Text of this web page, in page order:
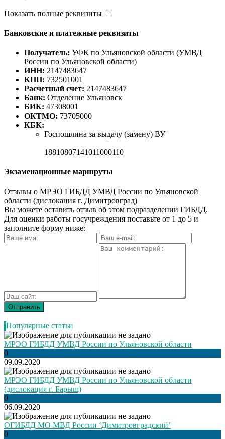
Показать полные реквизиты
Банковские и платежные реквизиты
Получатель: УФК по Ульяновской области (УМВД
России по Ульяновской области)
ИНН: 2147483647
КПП: 732501001
Расчетный счет: 2147483647
Банк: Отделение Ульяновск
БИК: 47308001
ОКТМО: 73705000
КБК:
Госпошлина за выдачу (замену) ВУ
18810807141011000110
Экзаменационные маршруты
Отзывы о МРЭО ГИБДД УМВД России по Ульяновской
области (дислокация г. Димитровград)
Вы можете оставить отзыв об этом подразделении ГИБДД.
Для оценки работы госучреждения поставьте от 1 до 5 и
заполните форму ниже:
Популярные статьи
МРЭО ГИБДД УМВД России по Ульяновской области
0
09.09.2020
МРЭО ГИБДД УМВД России по Ульяновской области
(дислокация г. Барыш)
0
06.09.2020
ОГИБДД МО МВД России ‘Димитровградский’
0